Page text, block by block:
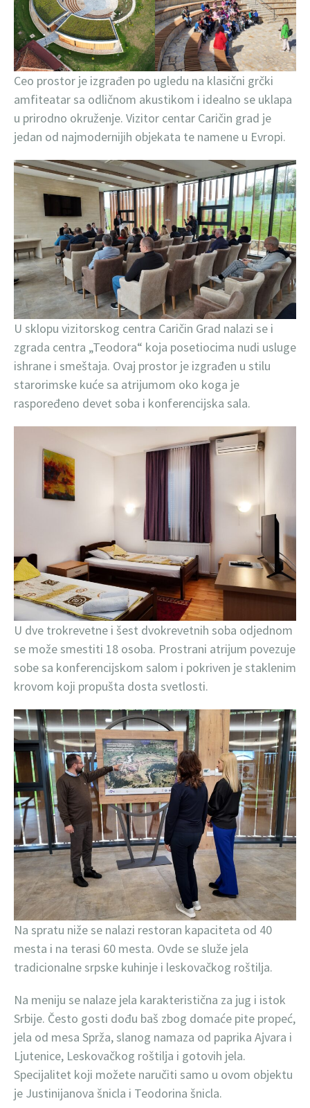
Ceo prostor je izgrađen po ugledu na klasični grčki
amfiteatar sa odličnom akustikom i idealno se uklapa
u prirodno okruženje. Vizitor centar Caričin grad je
jedan od najmodernijih objekata te namene u Evropi.
U sklopu vizitorskog centra Caričin Grad nalazi se i
zgrada centra „Teodora“ koja posetiocima nudi usluge
ishrane i smeštaja. Ovaj prostor je izgrađen u stilu
starorimske kuće sa atrijumom oko koga je
raspoređeno devet soba i konferencijska sala.
U dve trokrevetne i šest dvokrevetnih soba odjednom
se može smestiti 18 osoba. Prostrani atrijum povezuje
sobe sa konferencijskom salom i pokriven je staklenim
krovom koji propušta dosta svetlosti.
Na spratu niže se nalazi restoran kapaciteta od 40
mesta i na terasi 60 mesta. Ovde se služe jela
tradicionalne srpske kuhinje i leskovačkog roštilja.
Na meniju se nalaze jela karakteristična za jug i istok
Srbije. Često gosti dođu baš zbog domaće pite propeć,
jela od mesa Sprža, slanog namaza od paprika Ajvara i
Ljutenice, Leskovačkog roštilja i gotovih jela.
Specijalitet koji možete naručiti samo u ovom objektu
je Justinijanova šnicla i Teodorina šnicla.